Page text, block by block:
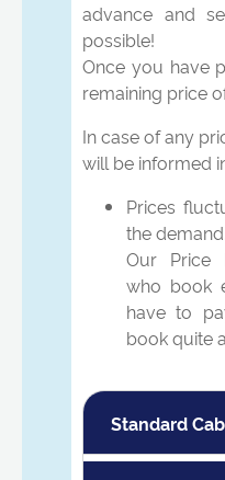
advance and
possible!
Once you have
remaining price
In case of any
will be informed
Prices
the demand.
Our Price
who book
have to
book quite
Standard